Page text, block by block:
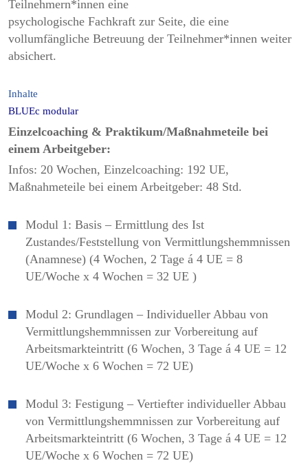
Teilnehmern*innen eine
psychologische Fachkraft zur Seite, die eine
vollumfängliche Betreuung der Teilnehmer*innen weiter
absichert.
Inhalte
BLUEc modular
Einzelcoaching & Praktikum/Maßnahmeteile bei
einem Arbeitgeber:
Infos: 20 Wochen, Einzelcoaching: 192 UE,
Maßnahmeteile bei einem Arbeitgeber: 48 Std.
Modul 1: Basis – Ermittlung des Ist
Zustandes/Feststellung von Vermittlungshemmnissen
(Anamnese) (4 Wochen, 2 Tage á 4 UE = 8
UE/Woche x 4 Wochen = 32 UE )
Modul 2: Grundlagen – Individueller Abbau von
Vermittlungshemmnissen zur Vorbereitung auf
Arbeitsmarkteintritt (6 Wochen, 3 Tage á 4 UE = 12
UE/Woche x 6 Wochen = 72 UE)
Modul 3: Festigung – Vertiefter individueller Abbau
von Vermittlungshemmnissen zur Vorbereitung auf
Arbeitsmarkteintritt (6 Wochen, 3 Tage á 4 UE = 12
UE/Woche x 6 Wochen = 72 UE)